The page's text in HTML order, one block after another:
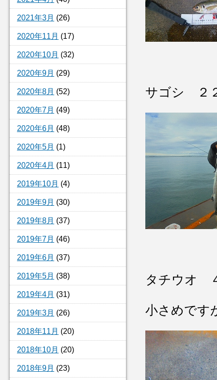
2021年3月 (26)
2020年11月 (17)
2020年10月 (32)
2020年9月 (29)
2020年8月 (52)
2020年7月 (49)
2020年6月 (48)
2020年5月 (1)
2020年4月 (11)
2019年10月 (4)
2019年9月 (30)
2019年8月 (37)
2019年7月 (46)
2019年6月 (37)
2019年5月 (38)
2019年4月 (31)
2019年3月 (26)
2018年11月 (20)
2018年10月 (20)
2018年9月 (23)
サゴシ ２
タチウオ
小さめです